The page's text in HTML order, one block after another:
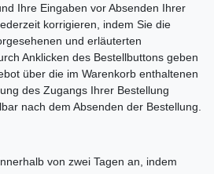
Ihre Eingaben vor Absenden Ihrer
korrigieren, indem Sie die
und erläuterten
Anklicken des Bestellbuttons geben
über die im Warenkorb enthaltenen
des Zugangs Ihrer Bestellung
nach dem Absenden der Bestellung.
von zwei Tagen an, indem